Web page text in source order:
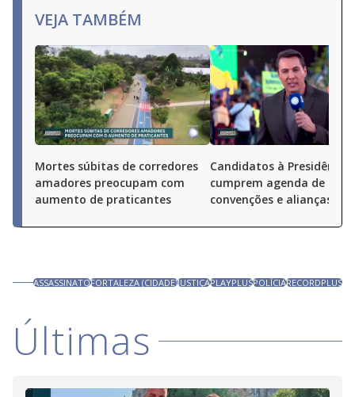
VEJA TAMBÉM
Mortes súbitas de corredores
amadores preocupam com
aumento de praticantes
Candidatos à Presidência
cumprem agenda de
convenções e alianças
ASSASSINATOFORTALEZA (CIDADE)JUSTIÇAPLAYPLUSPOLÍCIARECORDPLUS
Últimas